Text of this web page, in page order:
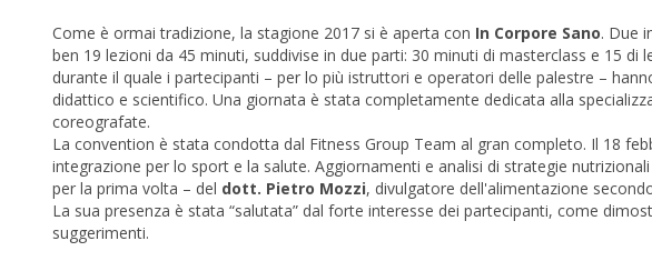
Come è ormai tradizione, la stagione 2017 si è aperta con In Corpore Sano. Due
ben 19 lezioni da 45 minuti, suddivise in due parti: 30 minuti di masterclass e 15
durante il quale i partecipanti – per lo più istruttori e operatori delle palestre –
didattico e scientifico. Una giornata è stata completamente dedicata alla
coreografate.
La convention è stata condotta dal Fitness Group Team al gran completo. Il 18
integrazione per lo sport e la salute. Aggiornamenti e analisi di strategie
per la prima volta – del dott. Pietro Mozzi, divulgatore dell'alimentazione
La sua presenza è stata “salutata” dal forte interesse dei partecipanti, come
suggerimenti.